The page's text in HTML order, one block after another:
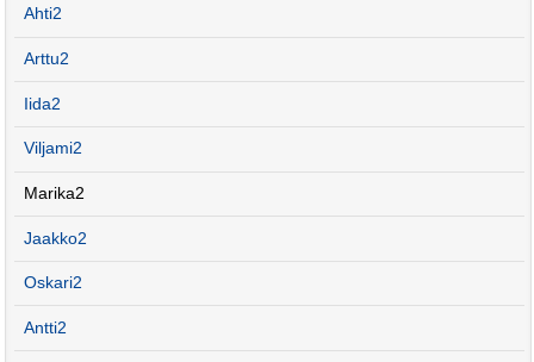
Ahti2
Arttu2
Iida2
Viljami2
Marika2
Jaakko2
Oskari2
Antti2